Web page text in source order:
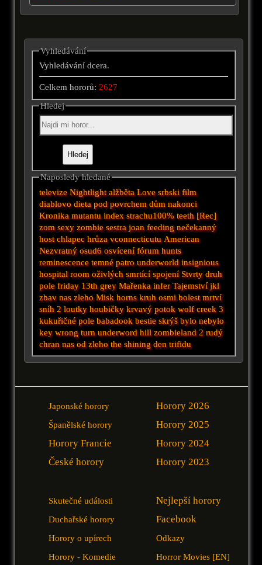
Vyhledávání
Vyhledávání dcera.
Celkem hororů:2627
Hledej
Naposledy hledané
televize Nightlight alžběta Love srbski film
diablovo dieta pod povrchemdům nakonci
Kronika mutantu index strachu100% teeth [Rec]
zom sexy zombie sestra joan feeding nečekanný
host chlapec hrůza vconnecticutu American
Nezvratný osud6 osvícení fórum hunts
reminescence temné patro underworld insignious
hospital room oživlých smrtící spojení Stvrty druh
pole friday 13th grey Mařenka infer Tajemství jkl
zbav nas zleho Misk horns kruh osmi bolest mrtví
sníh 2 loutky houbičky krvavý potok wolf creek 3
kukuřičné pole babadook bestie skrýš bylo nebylo
key wrong turn underword hill zombieland 2 rudý
chran nas od zleho the shining den trifidu
Japonské horory
Španělské horory
Horory Francie
České horory
Horory 2026
Horory 2025
Horory 2024
Horory 2023
Skutečné události
Duchařské horory
Horory o upírech
Horory - Komedie
Nejlepší horory
Facebook
Odkazy
Horror Movies [EN]